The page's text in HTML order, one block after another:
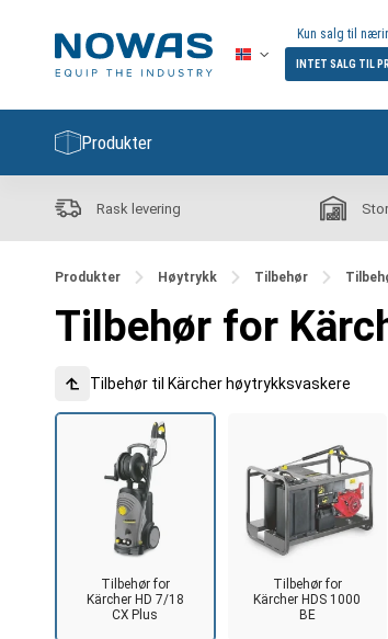
Kun salg til
INTET SALG TIL
Produkter
Rask levering
Produkter Høytrykk Tilbehør
Tilbehør for
Tilbehør til Kärcher høytrykksvaskere
Tilbehør for
Kärcher HD 7/18
CX Plus
Tilbehør for
Kärcher HDS 1000
BE